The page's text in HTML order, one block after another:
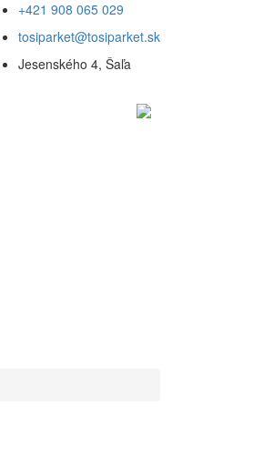
+421 908 065 029
tosiparket@tosiparket.sk
Jesenského 4, Šaľa